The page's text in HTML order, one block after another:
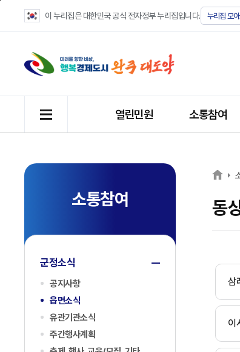
이 누리집은 대한민국 공식 전자정부 누리집입니다. 누리집 모
열린민원 소통참여
소통참여
군정소식
공지사항
읍면소식
유관기관소식
주간행사계획
동
삼
이